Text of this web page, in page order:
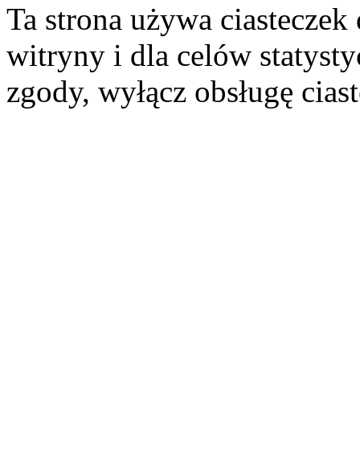
Ta strona używa
witryny i dla celów
zgody, wyłącz obsługę